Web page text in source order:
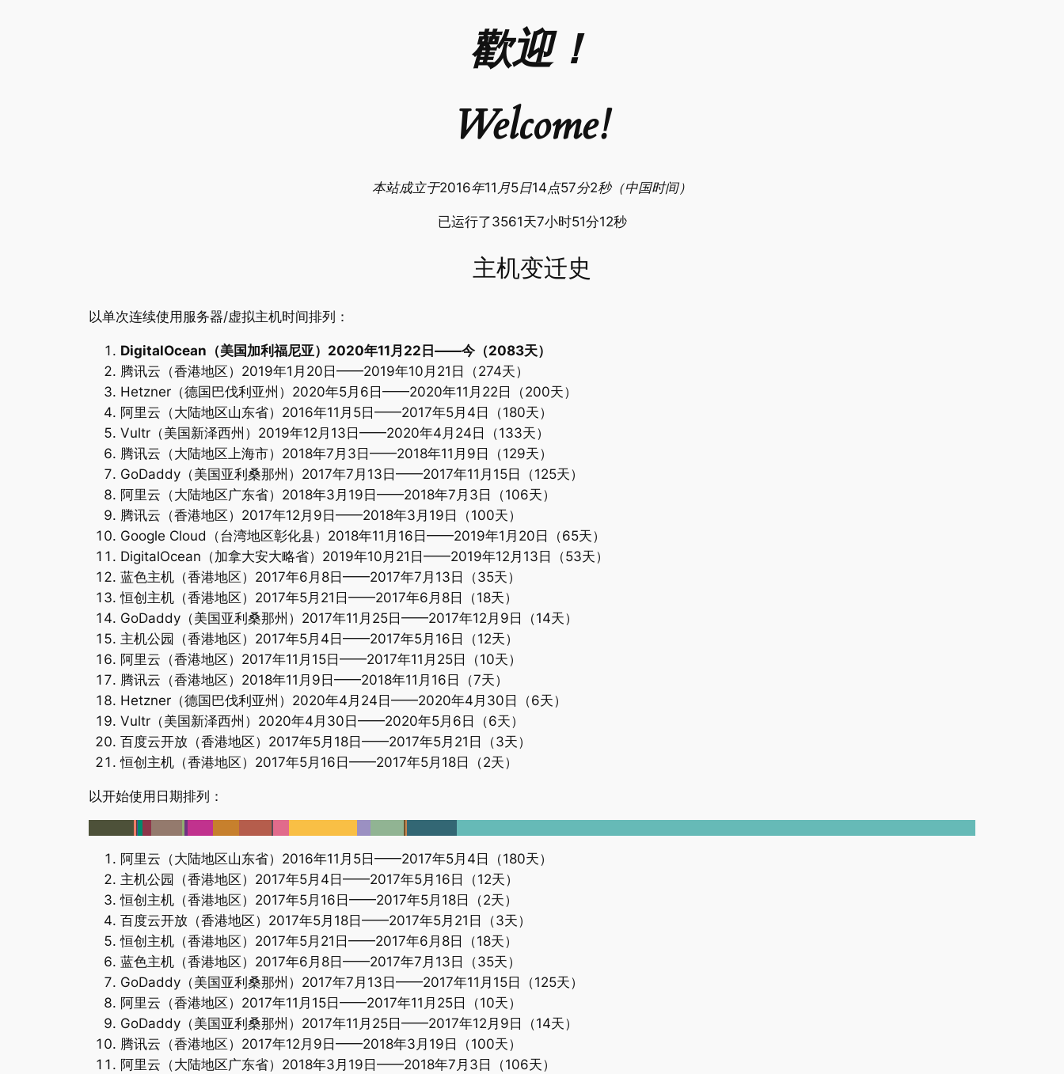
歡迎！
Welcome!
本站成立于2016年11月5日14点57分2秒（中国时间）
已运行了3561天7小时51分13秒
主机变迁史
以单次连续使用服务器/虚拟主机时间排列：
DigitalOcean（美国加利福尼亚）2020年11月22日——今（2083天）
腾讯云（香港地区）2019年1月20日——2019年10月21日（274天）
Hetzner（德国巴伐利亚州）2020年5月6日——2020年11月22日（200天）
阿里云（大陆地区山东省）2016年11月5日——2017年5月4日（180天）
Vultr（美国新泽西州）2019年12月13日——2020年4月24日（133天）
腾讯云（大陆地区上海市）2018年7月3日——2018年11月9日（129天）
GoDaddy（美国亚利桑那州）2017年7月13日——2017年11月15日（125天）
阿里云（大陆地区广东省）2018年3月19日——2018年7月3日（106天）
腾讯云（香港地区）2017年12月9日——2018年3月19日（100天）
Google Cloud（台湾地区彰化县）2018年11月16日——2019年1月20日（65天）
DigitalOcean（加拿大安大略省）2019年10月21日——2019年12月13日（53天）
蓝色主机（香港地区）2017年6月8日——2017年7月13日（35天）
恒创主机（香港地区）2017年5月21日——2017年6月8日（18天）
GoDaddy（美国亚利桑那州）2017年11月25日——2017年12月9日（14天）
主机公园（香港地区）2017年5月4日——2017年5月16日（12天）
阿里云（香港地区）2017年11月15日——2017年11月25日（10天）
腾讯云（香港地区）2018年11月9日——2018年11月16日（7天）
Hetzner（德国巴伐利亚州）2020年4月24日——2020年4月30日（6天）
Vultr（美国新泽西州）2020年4月30日——2020年5月6日（6天）
百度云开放（香港地区）2017年5月18日——2017年5月21日（3天）
恒创主机（香港地区）2017年5月16日——2017年5月18日（2天）
以开始使用日期排列：
阿里云（大陆地区山东省）2016年11月5日——2017年5月4日（180天）
主机公园（香港地区）2017年5月4日——2017年5月16日（12天）
恒创主机（香港地区）2017年5月16日——2017年5月18日（2天）
百度云开放（香港地区）2017年5月18日——2017年5月21日（3天）
恒创主机（香港地区）2017年5月21日——2017年6月8日（18天）
蓝色主机（香港地区）2017年6月8日——2017年7月13日（35天）
GoDaddy（美国亚利桑那州）2017年7月13日——2017年11月15日（125天）
阿里云（香港地区）2017年11月15日——2017年11月25日（10天）
GoDaddy（美国亚利桑那州）2017年11月25日——2017年12月9日（14天）
腾讯云（香港地区）2017年12月9日——2018年3月19日（100天）
阿里云（大陆地区广东省）2018年3月19日——2018年7月3日（106天）